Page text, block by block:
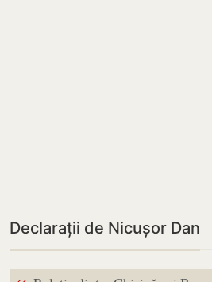
Declarații de Nicușor Dan